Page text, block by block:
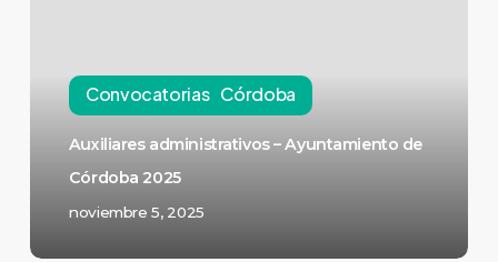
Convocatorias Córdoba
Auxiliares administrativos – Ayuntamiento de
Córdoba 2025
noviembre 5, 2025